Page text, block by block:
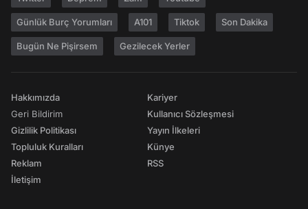
Günlük Burç Yorumları A101 Tiktok Son Dakika
Bugün Ne Pişirsem Gezilecek Yerler
Hakkımızda
Geri Bildirim
Gizlilik Politikası
Topluluk Kuralları
Reklam
İletişim
Kariyer
Kullanıcı Sözleşmesi
Yayın İlkeleri
Künye
RSS